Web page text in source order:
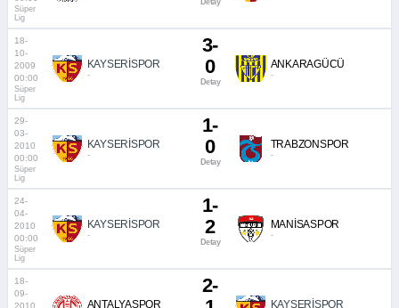
Süper
Lig
Detay
18-
10-
2009
00:00
Süper
Lig
KAYSERİSPOR
-
3-
0
Detay
ANKARAGÜCÜ
-
29-
03-
2010
00:00
Süper
Lig
KAYSERİSPOR
-
1-
0
Detay
TRABZONSPOR
-
24-
04-
2010
00:00
Süper
Lig
KAYSERİSPOR
-
1-
2
Detay
MANİSASPOR
-
18-
09-
2010
ANTALYASPOR
2-
KAYSERİSPOR